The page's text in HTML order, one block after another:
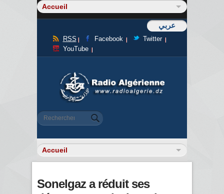
عربي
RSS Facebook
Twitter
YouTube
Formulaire de recherche
Rechercher
Sonelgaz a réduit ses